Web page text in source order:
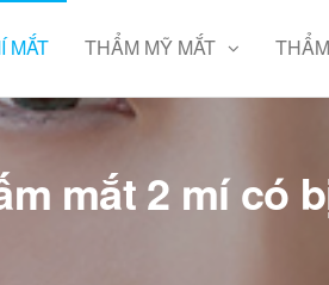
MẮT THẨM MỸ MẮT
mắt 2 mí có